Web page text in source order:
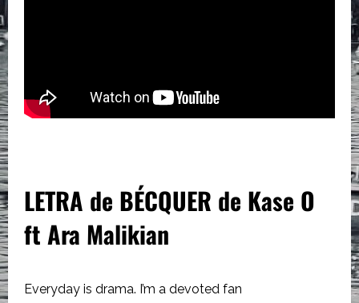
LETRA de BÉCQUER de Kase O
ft Ara Malikian
Everyday is drama. I’m a devoted fan